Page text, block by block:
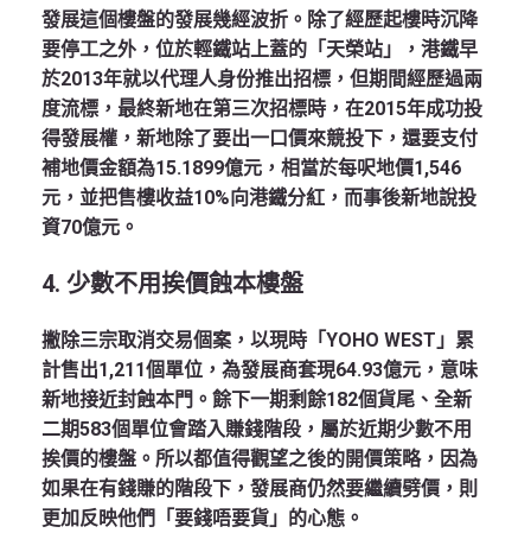
發展這個樓盤的發展幾經波折。除了經歷起樓時沉降
要停工之外，位於輕鐵站上蓋的「天榮站」，港鐵早
於2013年就以代理人身份推出招標，但期間經歷過兩
度流標，最終新地在第三次招標時，在2015年成功投
得發展權，新地除了要出一口價來競投下，還要支付
補地價金額為15.1899億元，相當於每呎地價1,546
元，並把售樓收益10%向港鐵分紅，而事後新地說投
資70億元。
4. 少數不用挨價蝕本樓盤
撇除三宗取消交易個案，以現時「YOHO WEST」累
計售出1,211個單位，為發展商套現64.93億元，意味
新地接近封蝕本門。餘下一期剩餘182個貨尾、全新
二期583個單位會踏入賺錢階段，屬於近期少數不用
挨價的樓盤。所以都值得觀望之後的開價策略，因為
如果在有錢賺的階段下，發展商仍然要繼續劈價，則
更加反映他們「要錢唔要貨」的心態。